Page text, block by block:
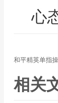
心
和平精英单指
相关